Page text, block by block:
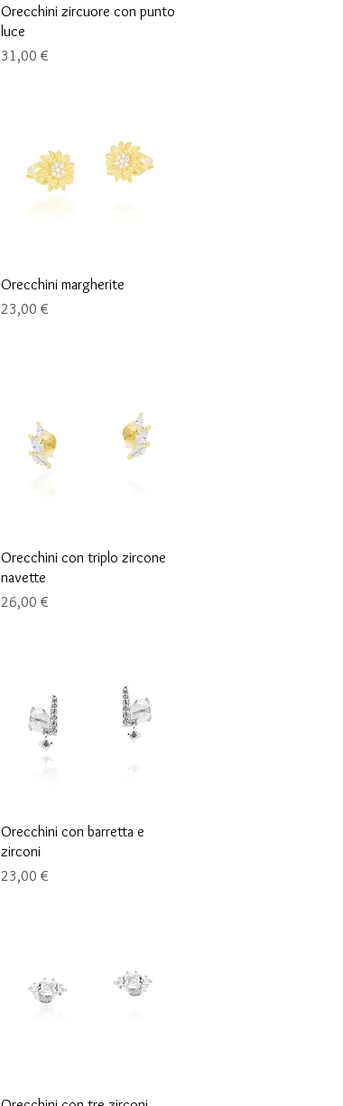
Schnellansicht
Orecchini zircuore con punto
luce
Preis
31,00 €
Schnellansicht
Orecchini margherite
Preis
23,00 €
Schnellansicht
Orecchini con triplo zircone
navette
Preis
26,00 €
Schnellansicht
Orecchini con barretta e
zirconi
Preis
23,00 €